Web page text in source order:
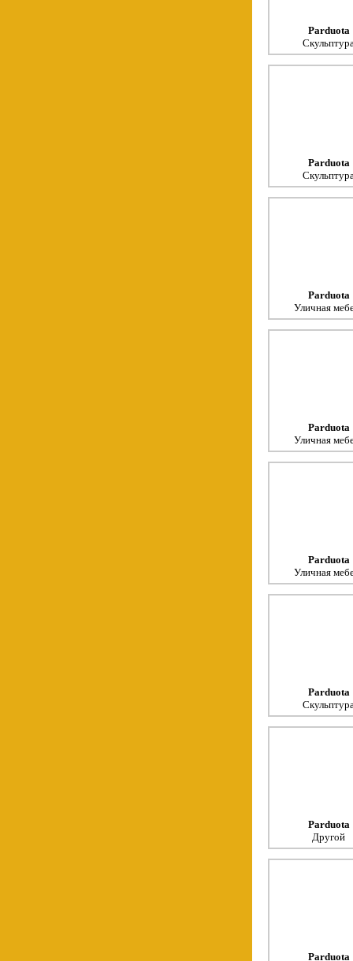
Parduota
Parduota
Parduota
Уличная
Parduota
Уличная
Parduota
Уличная
Parduota
Parduota
Другой
Parduota